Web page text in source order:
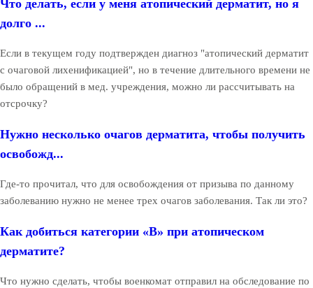
Что делать, если у меня атопический дерматит, но я
долго ...
Если в текущем году подтвержден диагноз "атопический дерматит
с очаговой лихенификацией", но в течение длительного времени не
было обращений в мед. учреждения, можно ли рассчитывать на
отсрочку?
Нужно несколько очагов дерматита, чтобы получить
освобожд...
Где-то прочитал, что для освобождения от призыва по данному
заболеванию нужно не менее трех очагов заболевания. Так ли это?
Как добиться категории «В» при атопическом
дерматите?
Что нужно сделать, чтобы военкомат отправил на обследование по